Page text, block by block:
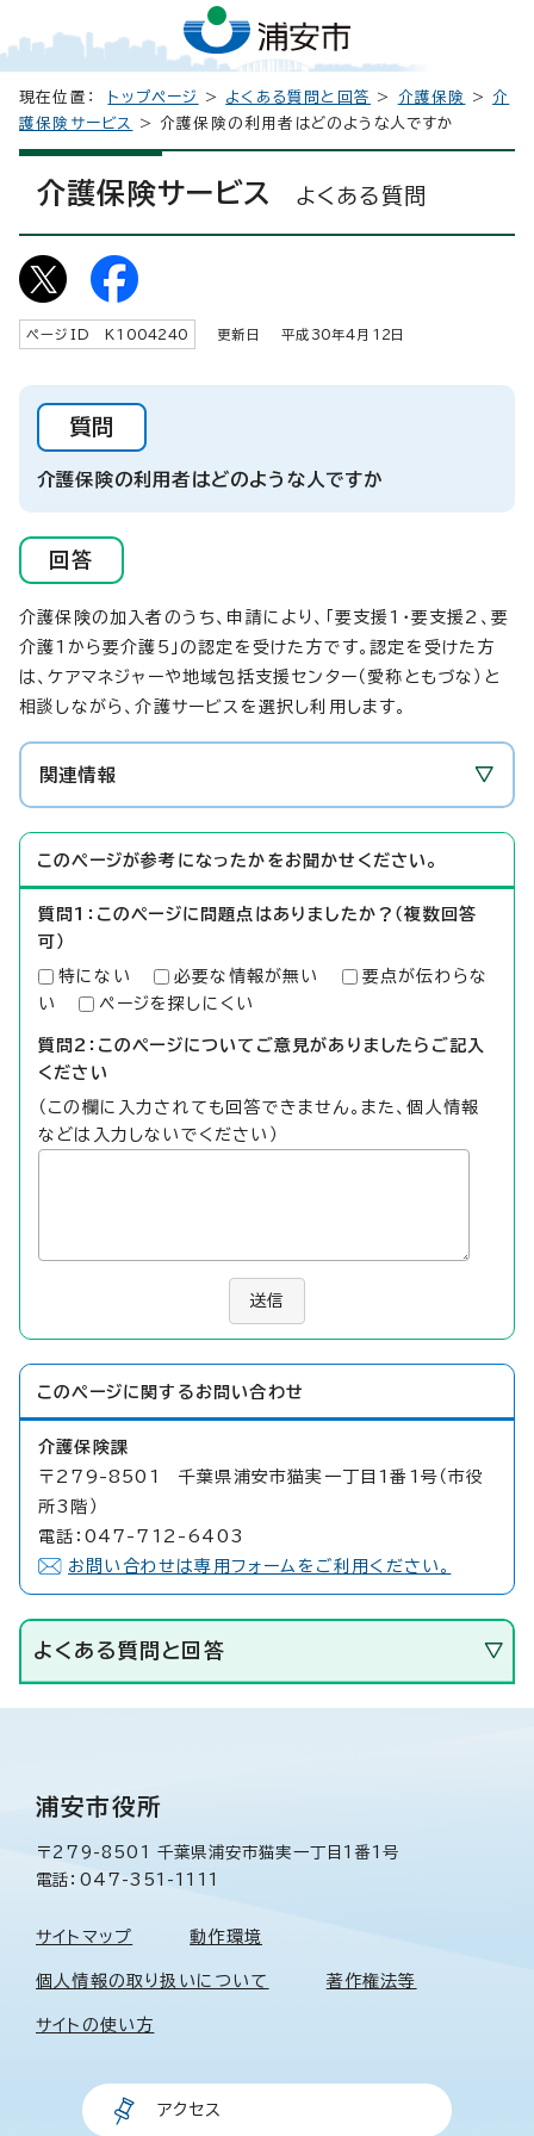
現在位置： トップページ > よくある質問と回答 > 介護保険 > 介
護保険サービス
> 介護保険の利用者はどのような人ですか
介護保険サービス よくある質問
ページID K 1004240 更新日 平成 30年4月 12 日
質問
介護保険の利用者はどのような人ですか
回答
介護保険の加入者のうち、申請により、「要支援1・要支援2、要
介護1から要介護5」の認定を受けた方です。認定を受けた方
は、ケアマネジャーや地域包括支援センター（愛称ともづな）と
相談しながら、介護サービスを選択し利用します。
関連情報
このページが参考になったかをお聞かせください。
質問1：このページに問題点はありましたか？（複数回答
可）
特にない 必要な情報が無い
要点が伝わらな
い
ページを探しにくい
質問2：このページについてご意見がありましたらご記入
ください
（この欄に入力されても回答できません。また、個人情報
などは入力しないでください）
送信
このページに関する お問い合わせ
介護保険課
〒279-8501 千葉県浦安市猫実一丁目1番1号（市役
所3階）
電話：047-712-6403
お問い合わせは専用フォームをご利用ください。
よくある質問と回答
浦安市役所
〒279-8501 千葉県浦安市猫実一丁目1番1号
電話：047-351-1111
サイトマップ 動作環境
個人情報の取り扱いについて 著作権法等
サイトの使い方
アクセス